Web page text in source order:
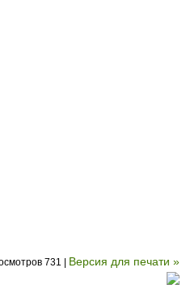
731 | Версия для печати »